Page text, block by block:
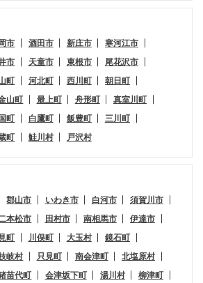
市 酒田市 新庄市
寒河江市
市 天童市 東根市
尾花沢市
町 河北町 西川町
朝日町
山町 最上町 舟形町
真室川町
町 白鷹町 飯豊町
三川町
町 鮭川村 戸沢村
郡山市 いわき市 白河市
須賀川市
本松市 田村市 南相馬市
伊達市
町 川俣町 大玉村
鏡石町
岐村 只見町 南会津町
北塩原村
苗代町 会津坂下町 湯川村
柳津町